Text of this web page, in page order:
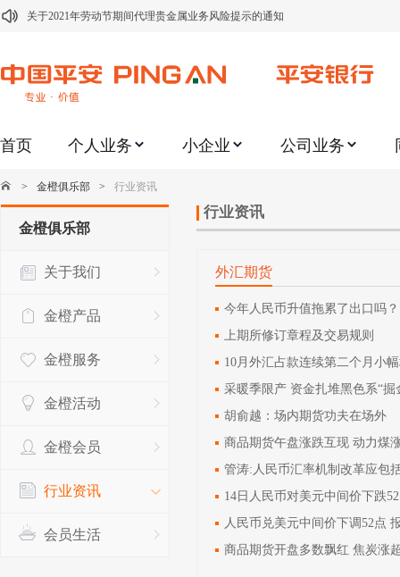
关于2021年劳动节期间代理贵金属业务风险提示的通知
关于加强代理贵金属业务风险防范的提示
关于进一步加强代理贵金属业务风险防范的提示
关于平安银行电子版信用卡更名为平安银行数字信用卡的公告
关于修订《平安银行平安金积存业务协议书（个人）》的公告
关于修订《平安银行代理个人客户贵金属交易协议书》的公告
首页 个人业务 小企业 公司业务
> 金橙俱乐部 > 行业资讯
金橙俱乐部
关于我们
金橙产品
金橙服务
金橙活动
金橙会员
行业资讯
会员生活
行业资讯
外汇期货
今年人民币升值拖累了出口吗？
上期所修订章程及交易规则
10月外汇占款连续第二个月小
采暖季限产 资金扎堆黑色系“掘
胡俞越：场内期货功夫在场外
商品期货午盘涨跌互现 动力煤
管涛:人民币汇率机制改革应包
14日人民币对美元中间价下跌
人民币兑美元中间价下调52点
商品期货开盘多数飘红 焦炭涨